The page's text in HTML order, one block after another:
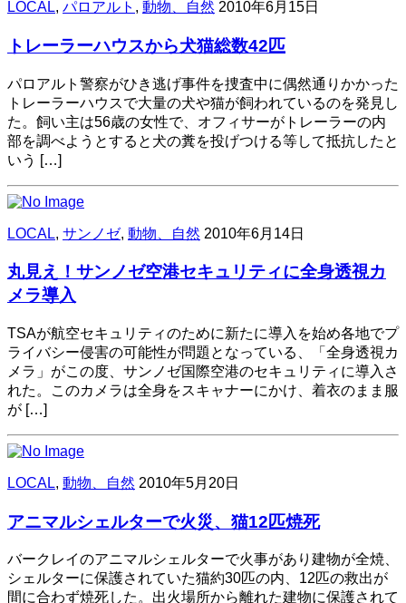
LOCAL, パロアルト , 動物、自然 2010年6月15日
トレーラーハウスから犬猫総数42匹
パロアルト警察がひき逃げ事件を捜査中に偶然通りかかった
トレーラーハウスで大量の犬や猫が飼われているのを発見し
た。飼い主は56歳の女性で、オフィサーがトレーラーの内
部を調べようとすると犬の糞を投げつける等して抵抗したと
いう […]
LOCAL, サンノゼ, 動物、自然 2010年6月14日
丸見え！サンノゼ空港セキュリティに全身透視カ
メラ導入
TSAが航空セキュリティのために新たに導入を始め各地でプ
ライバシー侵害の可能性が問題となっている、「全身透視カ
メラ」がこの度、サンノゼ国際空港のセキュリティに導入さ
れた。このカメラは全身をスキャナーにかけ、着衣のまま服
が […]
LOCAL, 動物、自然 2010年5月20日
アニマルシェルターで火災、猫12匹焼死
バークレイのアニマルシェルターで火事があり建物が全焼、
シェルターに保護されていた猫約30匹の内、12匹の救出が
間に合わず焼死した。出火場所から離れた建物に保護されて